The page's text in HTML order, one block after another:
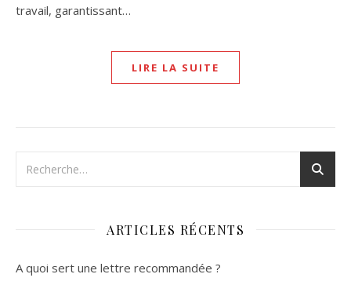
travail, garantissant…
LIRE LA SUITE
ARTICLES RÉCENTS
A quoi sert une lettre recommandée ?